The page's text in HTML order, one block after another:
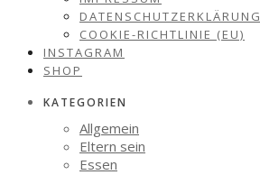
DATENSCHUTZERKLÄRUNG
COOKIE-RICHTLINIE (EU)
INSTAGRAM
SHOP
KATEGORIEN
Allgemein
Eltern sein
Essen